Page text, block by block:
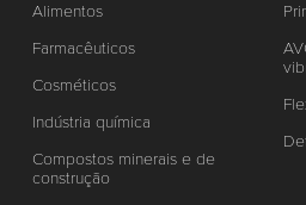
Alimentos
Farmacêuticos
Cosméticos
Indústria química
Compostos minerais e de
construção